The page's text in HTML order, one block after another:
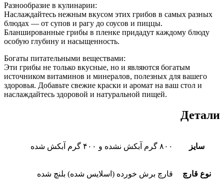
Разнообразие в кулинарии:
Наслаждайтесь нежным вкусом этих грибов в самых разных
блюдах — от супов и рагу до соусов и пиццы.
Бланшированные грибы в пленке придадут каждому блюду
особую глубину и насыщенность.
Богаты питательными веществами:
Эти грибы не только вкусные, но и являются богатым
источником витаминов и минералов, полезных для вашего
здоровья. Добавьте свежие краски и аромат на ваш стол и
наслаждайтесь здоровой и натуральной пищей.
Детали
سایز ۸۰۰ گرم آبکش نشده و ۴۰۰ گرم آبکش شده
نوع قارچ قارچ برش خورده (اسلایس شده) بلنچ شده